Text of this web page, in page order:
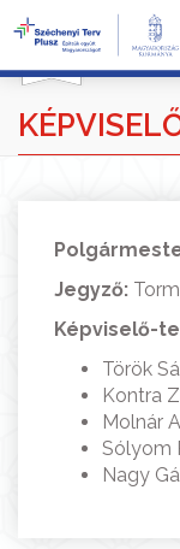
Jegyző:
Képviselő-
Török
Kontra
Molnár
Sólyom
Nagy